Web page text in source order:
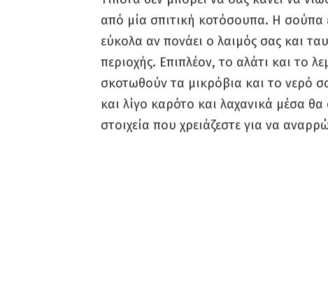
από μία σπιτική κοτόσουπα. Η σούπα
εύκολα αν πονάει ο λαιμός σας και
περιοχής. Επιπλέον, το αλάτι και το
σκοτωθούν τα μικρόβια και το νερό
και λίγο καρότο και λαχανικά μέσα
στοιχεία που χρειάζεστε για να